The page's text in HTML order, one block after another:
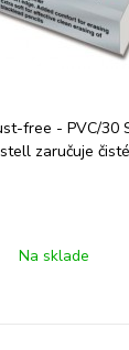
free - PVC/30
zaručuje
gúm
vyrábajú. Sú
PVC a
odpadu pri
Na sklade